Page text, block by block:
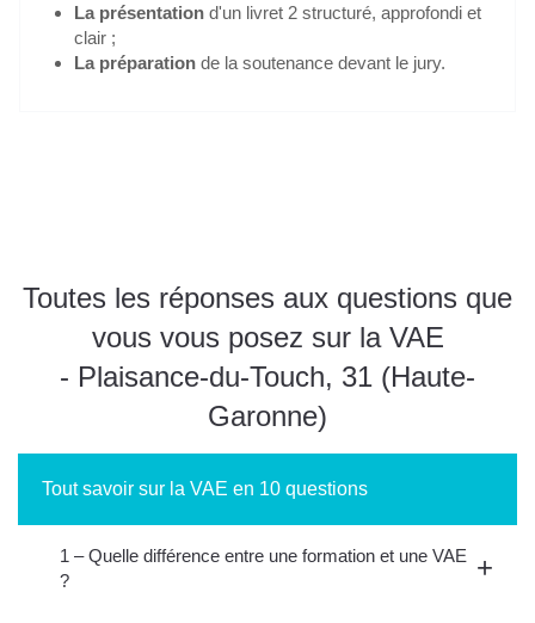
La présentation d'un livret 2 structuré, approfondi et
clair ;
La préparation de la soutenance devant le jury.
Toutes les réponses aux questions que
vous vous posez sur la VAE
- Plaisance-du-Touch, 31 (Haute-
Garonne)
Tout savoir sur la VAE en 10 questions
1 – Quelle différence entre une formation et une VAE
?